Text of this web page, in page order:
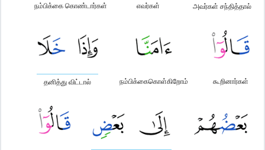
அவர்கள் சந்தித்தால்
எவர்கள்
நம்பிக்கை கொண்டார்கள்
கூறினார்கள்
நம்பிக்கைகொள்கிறோம்
தனித்து விட்டால்